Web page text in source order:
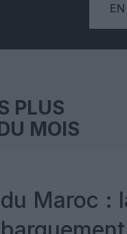
PLUS
MOIS
Maroc :